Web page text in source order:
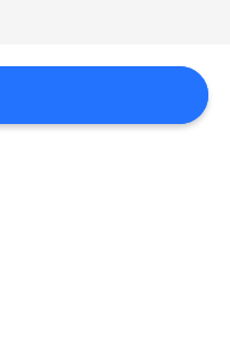
الموقع
PRIVACY